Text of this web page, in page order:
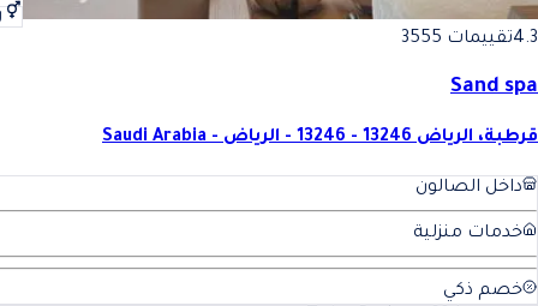
4.3تقييمات 3555
Sand spa
قرطبة، الرياض 13246 - 13246 - الرياض - Saudi Arabia
داخل الصالون
خدمات منزلية
خصم ذكي